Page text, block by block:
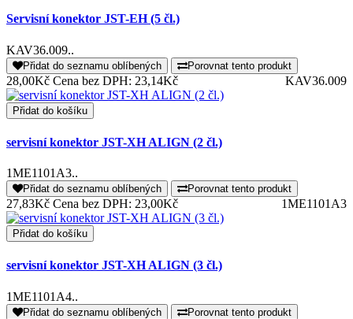
Servisní konektor JST-EH (5 čl.)
KAV36.009..
Přidat do seznamu oblíbených Porovnat tento produkt
28,00Kč Cena bez DPH: 23,14Kč KAV36.009
Přidat do košíku
servisní konektor JST-XH ALIGN (2 čl.)
1ME1101A3..
Přidat do seznamu oblíbených Porovnat tento produkt
27,83Kč Cena bez DPH: 23,00Kč 1ME1101A3
Přidat do košíku
servisní konektor JST-XH ALIGN (3 čl.)
1ME1101A4..
Přidat do seznamu oblíbených Porovnat tento produkt